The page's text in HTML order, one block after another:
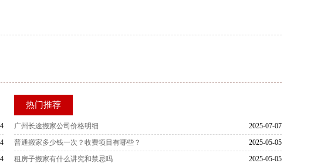
热门推荐
2025-07-07
广州长途搬家公司价格明细
2025-05-05
普通搬家多少钱一次？收费项目有哪些？
2025-05-05
租房子搬家有什么讲究和禁忌吗